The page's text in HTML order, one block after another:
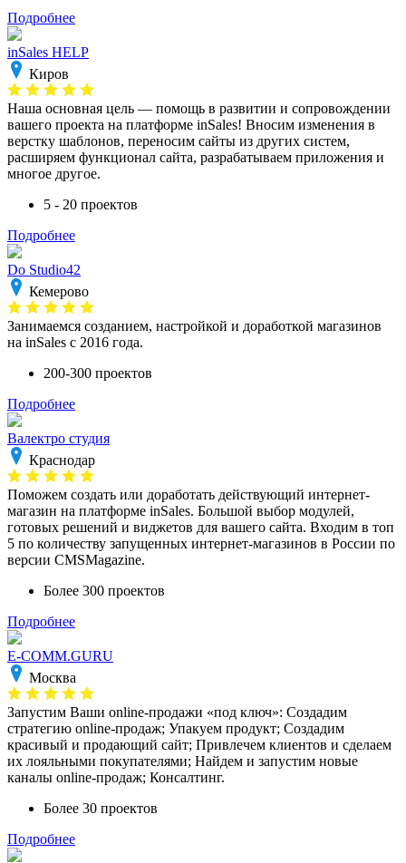
Подробнее
inSales HELP
Киров
Наша основная цель — помощь в развитии и сопровождении
вашего проекта на платформе inSales! Вносим изменения в
верстку шаблонов, переносим сайты из других систем,
расширяем функционал сайта, разрабатываем приложения и
многое другое.
5 - 20 проектов
Подробнее
Do Studio42
Кемерово
Занимаемся созданием, настройкой и доработкой магазинов
на inSales с 2016 года.
200-300 проектов
Подробнее
Валектро студия
Краснодар
Поможем создать или доработать действующий интернет-
магазин на платформе inSales. Большой выбор модулей,
готовых решений и виджетов для вашего сайта. Входим в топ
5 по количеству запущенных интернет-магазинов в России по
версии CMSMagazine.
Более 300 проектов
Подробнее
E-COMM.GURU
Москва
Запустим Ваши online-продажи «под ключ»: Создадим
стратегию online-продаж; Упакуем продукт; Создадим
красивый и продающий сайт; Привлечем клиентов и сделаем
их лояльными покупателями; Найдем и запустим новые
каналы online-продаж; Консалтинг.
Более 30 проектов
Подробнее